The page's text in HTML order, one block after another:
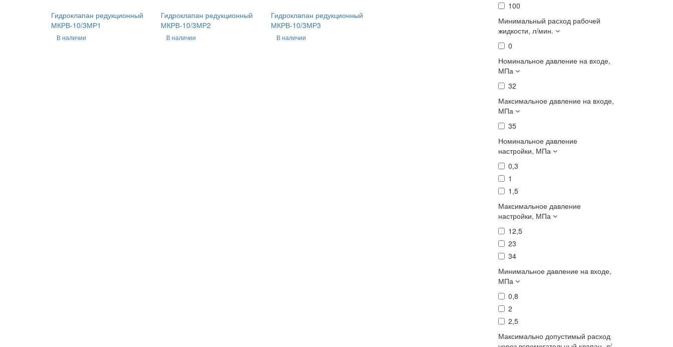
100
Минимальный расход рабочей
жидкости, л/мин.
0
Номинальное давление на входе,
МПа
32
Максимальное давление на входе,
МПа
35
Номинальное давление
настройки, МПа
0,3
1
1,5
Максимальное давление
настройки, МПа
12,5
23
34
Минимальное давление на входе,
МПа
0,8
2
2,5
Максимально допустимый расход
Гидроклапан редукционный
МКРВ-10/3МР1
В наличии
Гидроклапан редукционный
МКРВ-10/3МР2
В наличии
Гидроклапан редукционный
МКРВ-10/3МР3
В наличии